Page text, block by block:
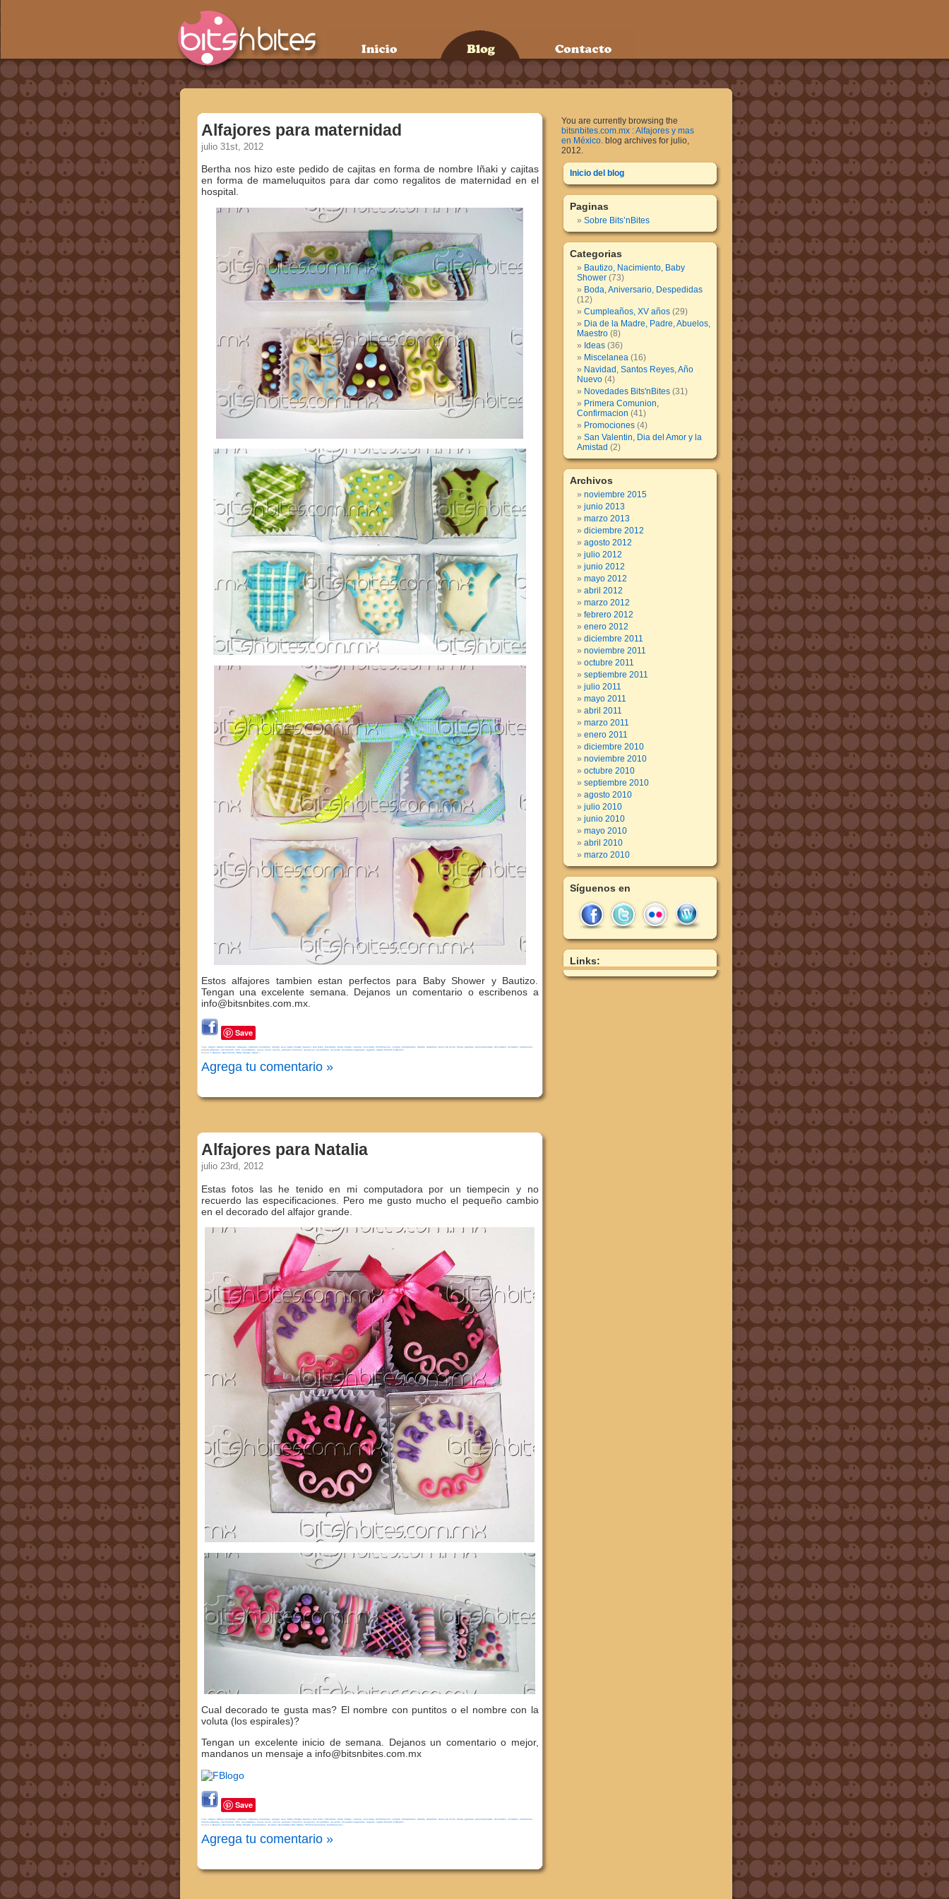
Alfajores para maternidad
julio 31st, 2012
Bertha nos hizo este pedido de cajitas en forma de nombre Iñaki y cajitas
en forma de mameluquitos para dar como regalitos de maternidad en el
hospital.
Estos alfajores tambien estan perfectos para Baby Shower y Bautizo.
Tengan una excelente semana. Dejanos un comentario o escribenos a
info@bitsnbites.com.mx.
Save
Tags: alfajor, Alfajor monterrey, alfajores, alfajores monterrey, arreglo, azul, baby shower, bautizo, bits bites, bitsnbites, boda, bodas, celeste, chocolate, Confirmacion, cumple, Cumpleaños, detalle, detallitos, dulce de leche, fiesta, galletas. personalizadas. decorados, invitados, matrimonio,
mejore-alfajores, nacimiento, niño, novedadess, novia, novio, novios, primera comunion, recepcion, recuerditos, recuerdo, recuerdos-originales, regalito, regalo Posted in Bautizo
Posted in Bautizo, Nacimiento, Baby Shower, Ideas|
Agrega tu comentario »
Alfajores para Natalia
julio 23rd, 2012
Estas fotos las he tenido en mi computadora por un tiempecin y no
recuerdo las especificaciones. Pero me gusto mucho el pequeño cambio
en el decorado del alfajor grande.
Cual decorado te gusta mas? El nombre con puntitos o el nombre con la
voluta (los espirales)?
Tengan un excelente inicio de semana. Dejanos un comentario o mejor,
mandanos un mensaje a info@bitsnbites.com.mx
Save
Tags: alfajor, Alfajor monterrey, alfajores, alfajores monterrey, arreglo, azul, baby shower, bautizo, bits bites, bitsnbites, boda, bodas, celeste, chocolate, Confirmacion, cumple, Cumpleaños, detalle, detallitos, dulce de leche, fiesta, galletas. personalizadas. decorados, invitados, matrimonio,
mejore-alfajores, nacimiento, niño, novedadess, novia, novio, novios, primera comunion, recepcion, recuerditos, recuerdo, recuerdos-originales, regalito, regalo Posted in Bautizo
Posted in Bautizo, Nacimiento, Baby Shower, Cumpleaños, XV años, Novedades Bits'nBites, Primera Comunion, Confirmacion|
Agrega tu comentario »
You are currently browsing the
bitsnbites.com.mx : Alfajores y mas
en México.blog archives for julio,
2012.
Inicio del blog
Paginas
Sobre Bits’nBites
Categorias
Bautizo, Nacimiento, Baby
Shower(73)
Boda, Aniversario, Despedidas
(12)
Cumpleaños, XV años(29)
Dia de la Madre, Padre, Abuelos,
Maestro(8)
Ideas(36)
Miscelanea(16)
Navidad, Santos Reyes, Año
Nuevo(4)
Novedades Bits'nBites(31)
Primera Comunion,
Confirmacion (41)
Promociones(4)
San Valentin, Dia del Amor y la
Amistad (2)
Archivos
noviembre 2015
junio 2013
marzo 2013
diciembre 2012
agosto 2012
julio 2012
junio 2012
mayo 2012
abril 2012
marzo 2012
febrero 2012
enero 2012
diciembre 2011
noviembre 2011
octubre 2011
septiembre 2011
julio 2011
mayo 2011
abril 2011
marzo 2011
enero 2011
diciembre 2010
noviembre 2010
octubre 2010
septiembre 2010
agosto 2010
julio 2010
junio 2010
mayo 2010
abril 2010
marzo 2010
Síguenos en
Links: